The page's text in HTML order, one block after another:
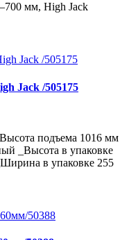
мм, High Jack
Jack /505175
подъема 1016 мм
_Высота в упаковке
в упаковке 255